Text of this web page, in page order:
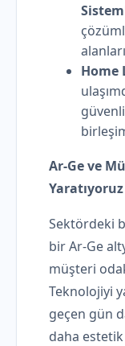
Home
Ar-Ge ve
Yaratıyoruz
Sektördeki
bir Ar-Ge
müşteri
Teknolojiyi
geçen gün
daha